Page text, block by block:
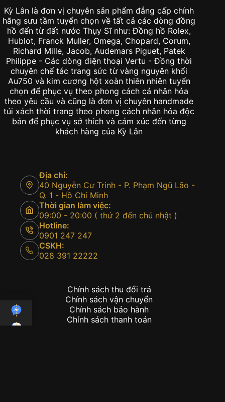
Kỳ Lân là đơn vị chuyên sản phẩm đẳng cấp chính
hãng sưu tầm tuyển chọn về tất cả các dòng đồng
hồ đến từ đất nước Thụy Sĩ như: Đồng hồ Rolex,
Hublot, Franck Muller, Omega, Chopard, Corum,
Richard Mille, Jacob, Audemars Piguet, Patek
Philippe - Các dòng điện thoại Vertu - Đồng thời
chuyên chế tác trang sức từ vàng nguyên khối
Au750 và kim cương hột xoàn thiên nhiên tuyển
chọn để phục vụ theo phong cách cá nhân hóa
theo yêu cầu và cũng là đơn vị chuyên handmade
túi xách thời trang theo phong cách nhân hóa độc
bản để phục vụ sở thích và cảm xúc đến từng
khách hàng của Kỳ Lân
Địa chỉ:
40 Nguyễn Cư Trinh - P. Phạm Ngũ Lão -
Q. 1 - Hồ Chí Minh
Thời gian làm việc:
09:00 - 20:00 ( thứ 2 đến chủ nhật )
Hotline:
0901 247 247
CSKH:
028 391 22222
Chính sách thu đổi trả
Chính sách vận chuyển
Chính sách bảo hành
Chính sách thanh toán